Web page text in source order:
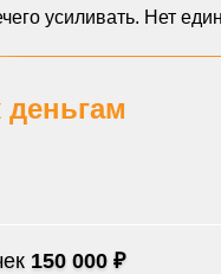
усиливать. Нет
деньгам
150 000 ₽